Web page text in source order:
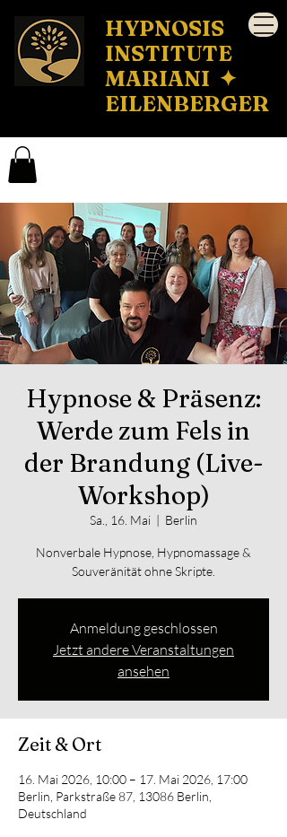
HYPNOSIS
INSTITUTE
MARIANI ✦
EILENBERGER
Hypnose & Präsenz:
Werde zum Fels in
der Brandung (Live-
Workshop)
Sa., 16. Mai
  |
Berlin
Nonverbale Hypnose, Hypnomassage &
Souveränität ohne Skripte.
Anmeldung geschlossen
Jetzt andere Veranstaltungen
ansehen
Zeit & Ort
16. Mai 2026, 10:00 – 17. Mai 2026, 17:00
Berlin, Parkstraße 87, 13086 Berlin,
Deutschland